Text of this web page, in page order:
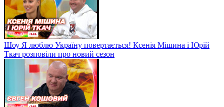
Шоу Я люблю Україну повертається! Ксенія Мішина і Юрій
Ткач розповіли про новий сезон